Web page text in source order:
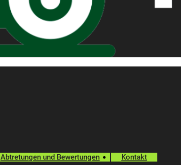
Abtretungen und Bewertungen Kontakt